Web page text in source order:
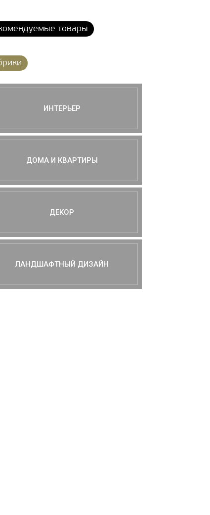
товары
ИНТЕРЬЕР
ДОМА И КВАРТИРЫ
ДЕКОР
ЛАНДШАФТНЫЙ ДИЗАЙН